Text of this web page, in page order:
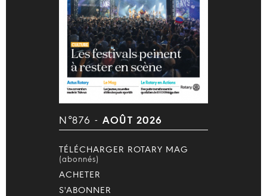
N°876 - AOÛT 2026
TÉLÉCHARGER ROTARY MAG
(abonnés)
ACHETER
S'ABONNER